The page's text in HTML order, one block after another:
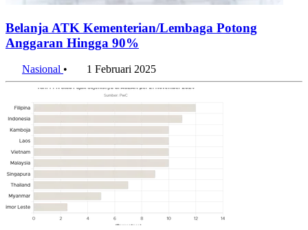
Belanja ATK Kementerian/Lembaga Potong
Anggaran Hingga 90%
Nasional • 1 Februari 2025